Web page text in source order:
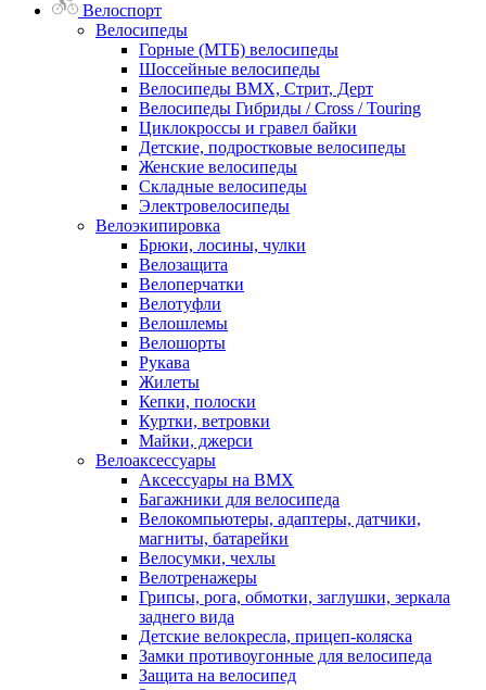
Велоспорт
Велосипеды
Горные (МТБ) велосипеды
Шоссейные велосипеды
Велосипеды BMX, Стрит, Дерт
Велосипеды Гибриды / Cross / Touring
Циклокроссы и гравел байки
Детские, подростковые велосипеды
Женские велосипеды
Складные велосипеды
Электровелосипеды
Велоэкипировка
Брюки, лосины, чулки
Велозащита
Велоперчатки
Велотуфли
Велошлемы
Велошорты
Рукава
Жилеты
Кепки, полоски
Куртки, ветровки
Майки, джерси
Велоаксессуары
Аксессуары на BMX
Багажники для велосипеда
Велокомпьютеры, адаптеры, датчики,
магниты, батарейки
Велосумки, чехлы
Велотренажеры
Грипсы, рога, обмотки, заглушки, зеркала
заднего вида
Детские велокресла, прицеп-коляска
Замки противоугонные для велосипеда
Защита на велосипед